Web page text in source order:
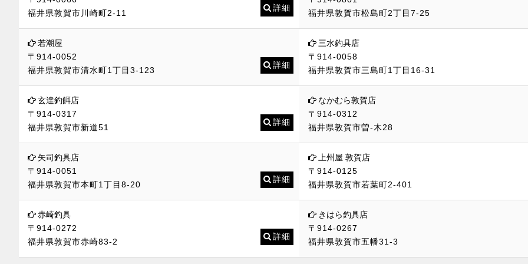
福井県敦賀市川崎町2-11
詳細
福井県敦賀市松島町2丁目7-25
若潮屋
〒914-0052
福井県敦賀市清水町1丁目3-123
詳細
三水釣具店
〒914-0058
福井県敦賀市三島町1丁目16-31
玄達釣餌店
〒914-0317
福井県敦賀市新道51
詳細
なかむら敦賀店
〒914-0312
福井県敦賀市曽-木28
矢司釣具店
〒914-0051
福井県敦賀市本町1丁目8-20
詳細
上州屋 敦賀店
〒914-0125
福井県敦賀市若葉町2-401
赤崎釣具
〒914-0272
福井県敦賀市赤崎83-2
詳細
きはら釣具店
〒914-0267
福井県敦賀市五幡31-3